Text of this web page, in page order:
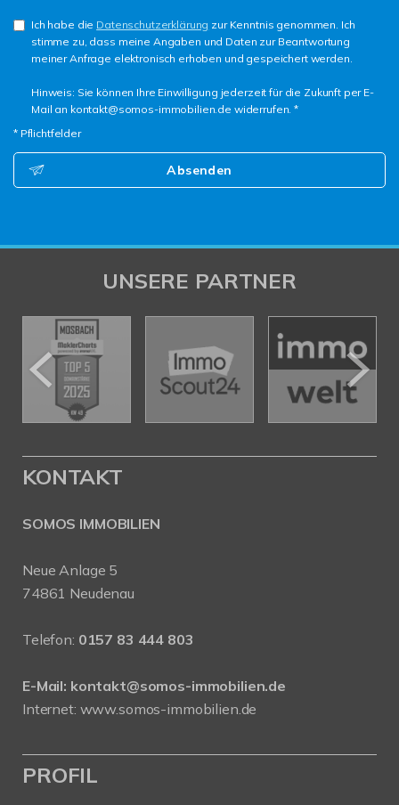
Ich habe die Datenschutzerklärung zur Kenntnis genommen. Ich
stimme zu, dass meine Angaben und Daten zur Beantwortung
meiner Anfrage elektronisch erhoben und gespeichert werden.
Hinweis: Sie können Ihre Einwilligung jederzeit für die Zukunft per E-
Mail an kontakt@somos-immobilien.de widerrufen. *
* Pflichtfelder
Absenden
UNSERE PARTNER
KONTAKT
SOMOS IMMOBILIEN
Neue Anlage 5
74861 Neudenau
Telefon: 0157 83 444 803
E-Mail: kontakt@somos-immobilien.de
Internet: www.somos-immobilien.de
PROFIL